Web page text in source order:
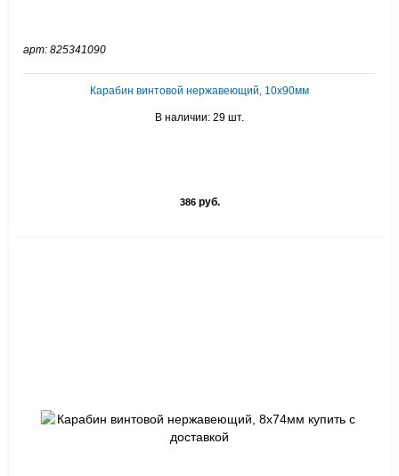
арт: 825341090
Карабин винтовой нержавеющий, 10х90мм
В наличии: 29 шт.
386руб.